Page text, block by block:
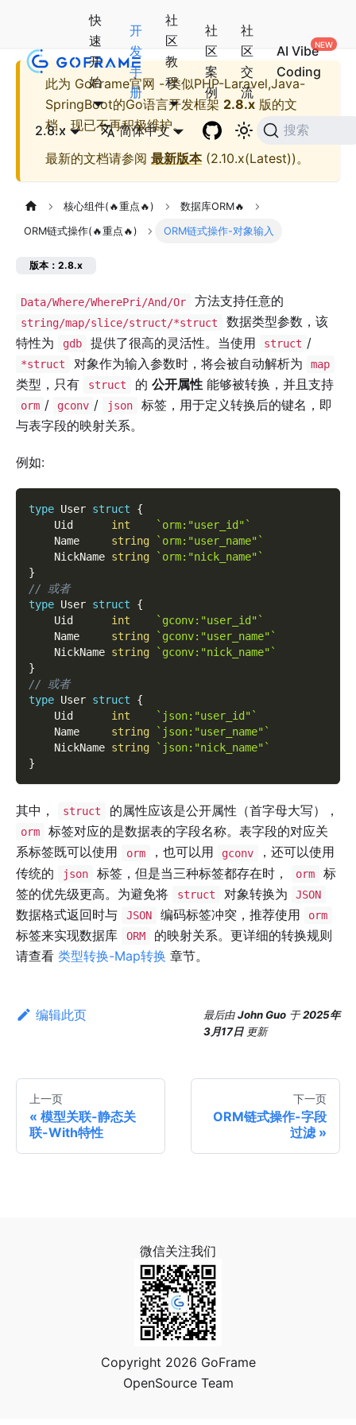
快
速
开
始
开
发
手
册
社
区
教
程
社
区
案
例
社
区
交
流
AI Vibe
Coding
2.8.x 简体中文 搜索
此为 GoFrame官网 - 类似PHP-Laravel,Java-
SpringBoot的Go语言开发框架 2.8.x 版的文
档，现已不再积极维护。
最新的文档请参阅 最新版本(2.10.x(Latest))。
核心组件(🔥重点🔥) 数据库ORM🔥
ORM链式操作(🔥重点🔥) ORM链式操作-对象输入
版本：2.8.x
Data/Where/WherePri/And/Or 方法支持任意的
string/map/slice/struct/*struct
数据类型参数，该
特性为
gdb 提供了很高的灵活性。当使用 struct /
*struct 对象作为输入参数时，将会被自动解析为 map
类型，只有 struct 的 公开属性能够被转换，并且支持
orm / gconv / json
标签，用于定义转换后的键名，即
与表字段的映射关系。
例如:
type User struct
{
    Uid
int
`orm:"user_id"`
    Name
string
`orm:"user_name"`
    NickName
string
`orm:"nick_name"`
}
// 或者
type User struct
{
    Uid
int
`gconv:"user_id"`
    Name
string
`gconv:"user_name"`
    NickName
string
`gconv:"nick_name"`
}
// 或者
type User struct
{
    Uid
int
`json:"user_id"`
    Name
string
`json:"user_name"`
    NickName
string
`json:"nick_name"`
}
其中， struct 的属性应该是公开属性（首字母大写），
orm
标签对应的是数据表的字段名称。表字段的对应关
系标签既可以使用
orm ，也可以用 gconv
，还可以使用
传统的
json 标签，但是当三种标签都存在时， orm
标
签的优先级更高。为避免将
struct 对象转换为 JSON
数据格式返回时与 JSON 编码标签冲突，推荐使用 orm
标签来实现数据库 ORM
的映射关系。更详细的转换规则
请查看 类型转换-Map转换 章节。
编辑此页 最后由John Guo 于2025年
3月17日 更新
上一页
模型关联-静态关
联-With特性
下一页
ORM链式操作-字段
过滤
微信关注我们
Copyright 2026 GoFrame
OpenSource Team